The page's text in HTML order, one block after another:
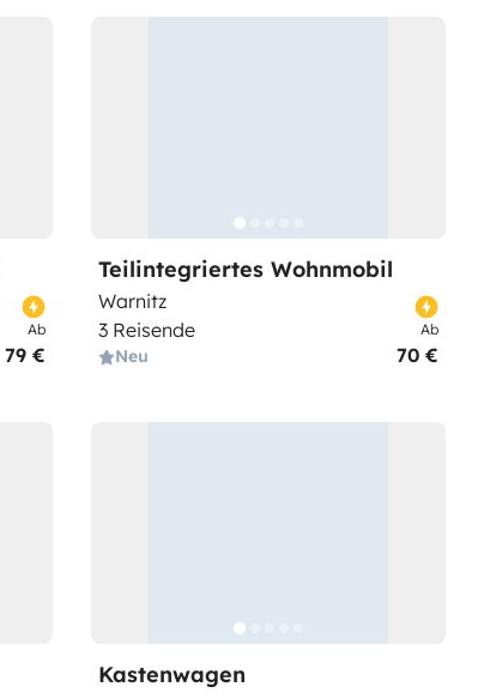
Ab
79 €
Teilintegriertes Wohnmobil
Warnitz
3 Reisende
Neu
Ab
70 €
Kastenwagen